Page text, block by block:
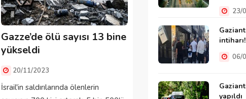
Gazze’de ölü sayısı 13 bine
yükseldi
20/11/2023
İsrail'in saldırılarında ölenlerin
23/
intiharı!
06/
yapıldı